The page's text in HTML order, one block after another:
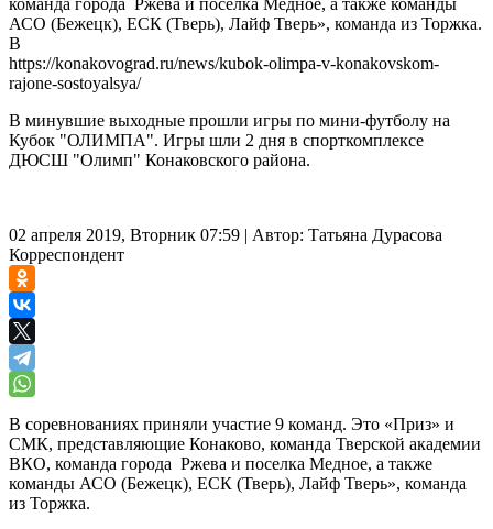
АСО (Бежецк), ЕСК (Тверь), Лайф Тверь», команда из Торжка.
В
https://konakovograd.ru/news/kubok-olimpa-v-konakovskom-
rajone-sostoyalsya/
В минувшие выходные прошли игры по мини-футболу на
Кубок "ОЛИМПА". Игры шли 2 дня в спорткомплексе
ДЮСШ "Олимп" Конаковского района.
02 апреля 2019, Вторник 07:59 | Автор: Татьяна Дурасова
Корреспондент
В соревнованиях приняли участие 9 команд. Это «Приз» и
СМК, представляющие Конаково, команда Тверской академии
ВКО, команда города Ржева и поселка Медное, а также
команды АСО (Бежецк), ЕСК (Тверь), Лайф Тверь», команда
из Торжка.